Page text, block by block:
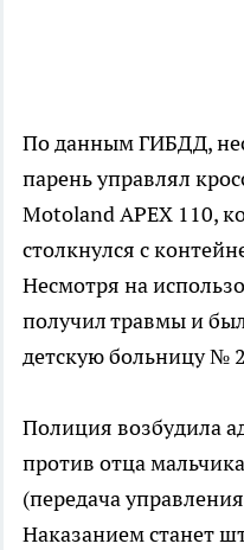
По данным ГИБДД,
парень управлял
Motoland APEX 110,
столкнулся с
Несмотря на
получил травмы и
детскую больницу №
Полиция возбудила
против отца
(передача
Наказанием станет